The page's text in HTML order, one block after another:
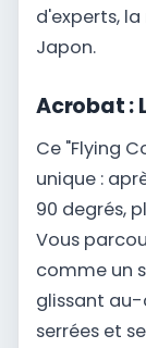
d'experts,
Japon.
Acrobat :
Ce "Flying
unique :
90 degrés,
Vous
comme un
glissant au-
serrées et